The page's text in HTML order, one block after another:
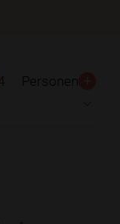
Personen